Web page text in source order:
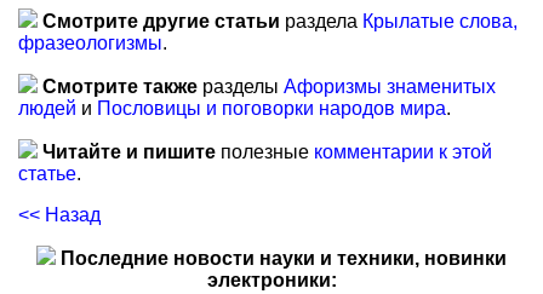
Смотрите другие статьи раздела Крылатые слова,
фразеологизмы.
Смотрите также разделы Афоризмы знаменитых
людей и Пословицы и поговорки народов мира.
Читайте и пишите полезные комментарии к этой
статье.
<< Назад
Последние новости науки и техники, новинки
электроники: